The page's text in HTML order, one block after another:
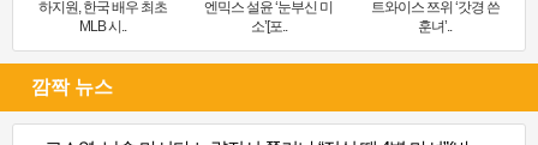
하지원, 한국 배우 최초
MLB 시..
엔믹스 설윤 ‘눈부신 미
소’[포..
트와이스 쯔위 ‘갓경 쓴
훈녀’..
깜짝 뉴스